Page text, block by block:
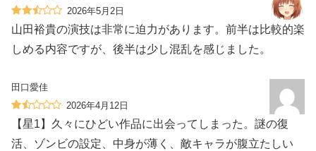
2026年5月2日
山田裕貴の演技は非常に迫力があります。前半は比較的楽
しめる内容ですが、後半は少し混乱を感じました。
田口愛佳
2026年4月12日
【星1】久々にひどい作品に出会ってしまった。謎の復
活、ゾンビの設定、中身が薄く、敵キャラが腹立たしい